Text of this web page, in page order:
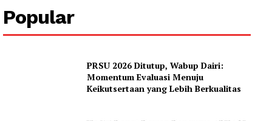
Popular
PRSU 2026 Ditutup, Wabup Dairi:
Momentum Evaluasi Menuju
Keikutsertaan yang Lebih Berkualitas